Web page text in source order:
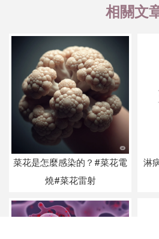
菜花是怎麼感染的？#菜花電
燒#菜花雷射
淋